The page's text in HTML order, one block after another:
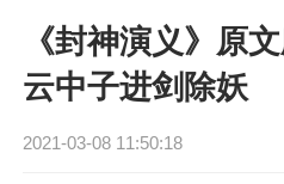
《封神演义》原
云中子进剑除妖
2021-03-08 11:50:18